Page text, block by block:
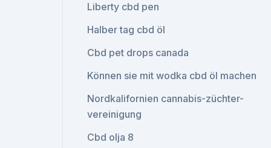
Liberty cbd pen
Halber tag cbd öl
Cbd pet drops canada
Können sie mit wodka cbd öl machen
Nordkalifornien cannabis-züchter-
vereinigung
Cbd olja 8